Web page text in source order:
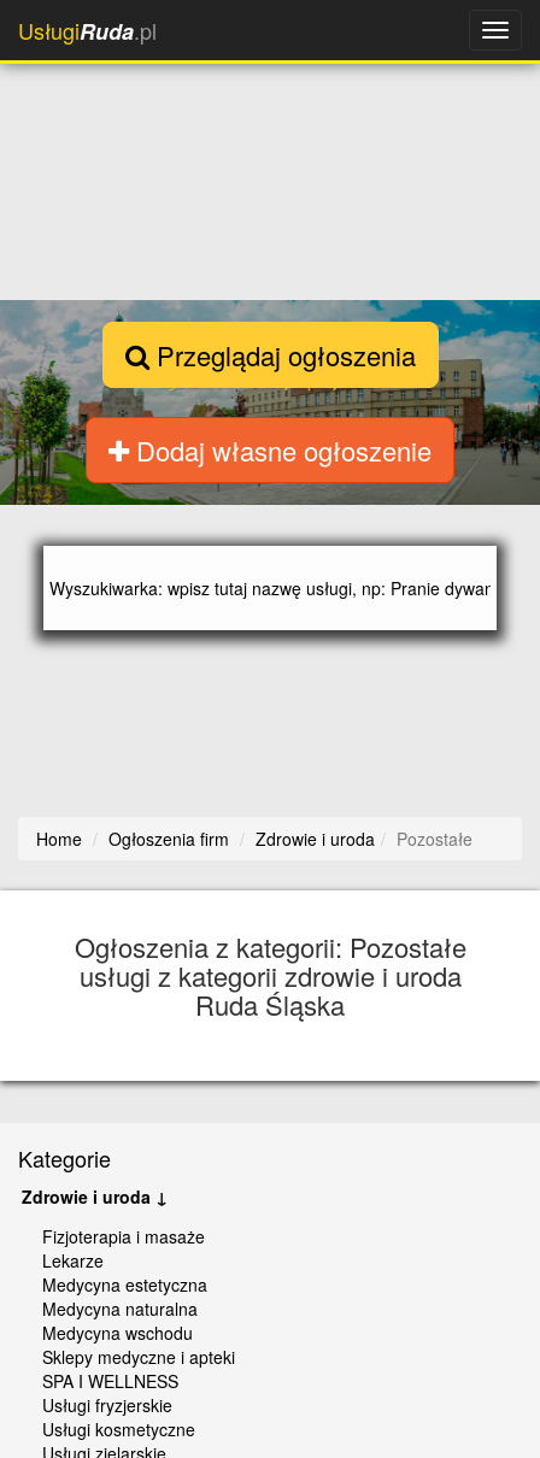
UsługiRuda.pl
Przeglądaj ogłoszenia
Dodaj własne ogłoszenie
Home Ogłoszenia firm Zdrowie i uroda Pozostałe
Ogłoszenia z kategorii: Pozostałe
usługi z kategorii zdrowie i uroda
Ruda Śląska
Kategorie
Zdrowie i uroda ↓
Fizjoterapia i masaże
Lekarze
Medycyna estetyczna
Medycyna naturalna
Medycyna wschodu
Sklepy medyczne i apteki
SPA I WELLNESS
Usługi fryzjerskie
Usługi kosmetyczne
Usługi zielarskie